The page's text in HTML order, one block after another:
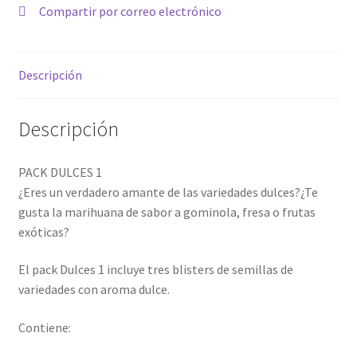
Compartir por correo electrónico
Descripción
Descripción
PACK DULCES 1
¿Eres un verdadero amante de las variedades dulces?¿Te
gusta la marihuana de sabor a gominola, fresa o frutas
exóticas?
El pack Dulces 1 incluye tres blisters de semillas de
variedades con aroma dulce.
Contiene: